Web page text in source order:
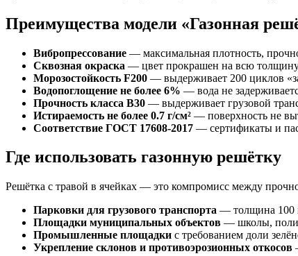
Преимущества модели «Газонная
Вибропрессование — максимальная плотность,
Сквозная окраска — цвет прокрашен на всю толщину
Морозостойкость F200 — выдерживает 200 циклов
Водопоглощение не более 6% — вода не
Прочность класса B30 — выдерживает грузовой
Истираемость не более 0.7 г/см² — поверхность не
Соответствие ГОСТ 17608-2017 — сертификаты и
Где использовать газонную решётку
Решётка с травой в ячейках — это компромисс между
Парковки для грузового транспорта — толщина 100
Площадки муниципальных объектов — школы,
Промышленные площадки с требованием доли
Укрепление склонов и противоэрозионных откосов